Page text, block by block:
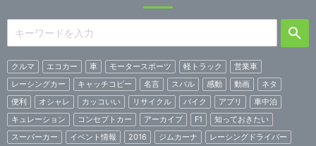
クルマ エコカー 車 モータースポーツ 軽トラック
営業車
レーシングカー
キャッチコピー 名言 スバル 感動 動画
ネタ
便利
オシャレ カッコいい リサイクル バイク アプリ
車中泊
キュレーション
コンセプトカー アーカイブ F1
知っておきたい
スーパーカー
イベント情報 2016 ジムカーナ
レーシングドライバー